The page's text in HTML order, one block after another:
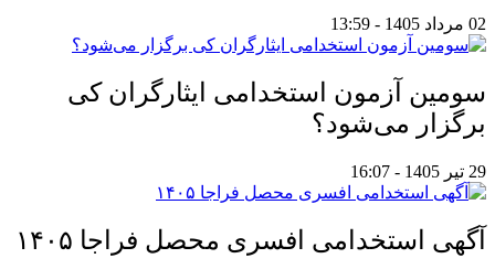
02 مرداد 1405 - 13:59
سومین آزمون استخدامی ایثارگران کی
برگزار می‌شود؟
29 تیر 1405 - 16:07
آگهی استخدامی افسری محصل فراجا ۱۴۰۵